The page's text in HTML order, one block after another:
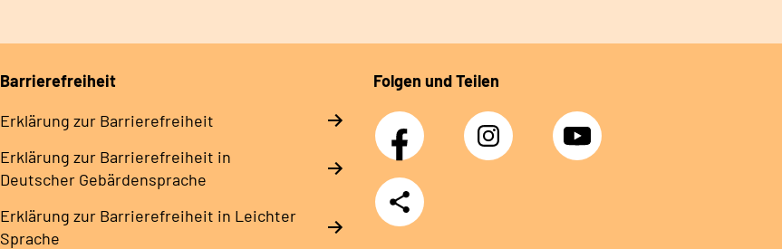
Barrierefreiheit
Erklärung zur Barrierefreiheit
Erklärung zur Barrierefreiheit in
Deutscher Gebärdensprache
Erklärung zur Barrierefreiheit in Leichter
Sprache
Folgen und Teilen
Facebook Instagram YouTube
Teilen